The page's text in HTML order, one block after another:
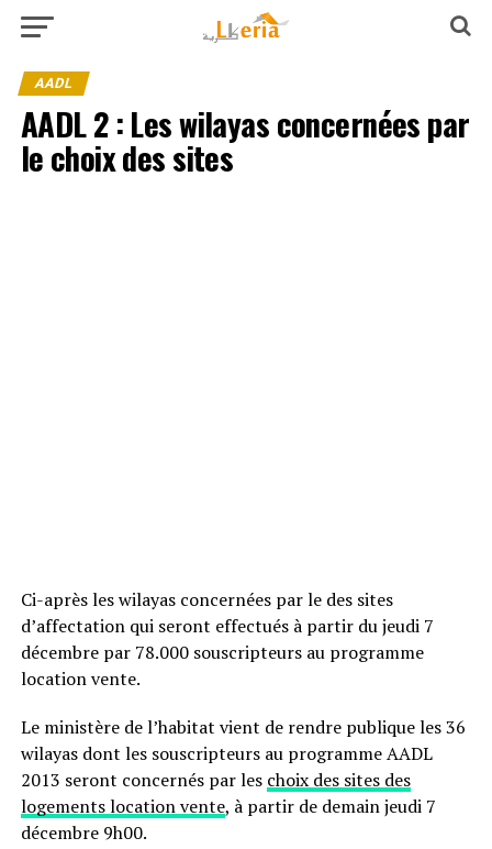
AADL
AADL 2 : Les wilayas concernées par
le choix des sites
Ci-après les wilayas concernées par le des sites
d’affectation qui seront effectués à partir du jeudi 7
décembre par 78.000 souscripteurs au programme
location vente.
Le ministère de l’habitat vient de rendre publique les 36
wilayas dont les souscripteurs au programme AADL
2013 seront concernés par les choix des sites des
logements location vente, à partir de demain jeudi 7
décembre 9h00.